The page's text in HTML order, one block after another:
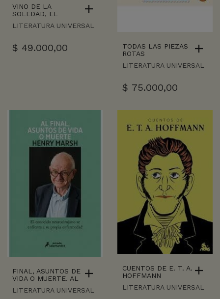
VINO DE LA
SOLEDAD, EL
LITERATURA UNIVERSAL
$ 49.000,00
TODAS LAS PIEZAS
ROTAS
LITERATURA UNIVERSAL
$ 75.000,00
FINAL, ASUNTOS DE
VIDA O MUERTE. AL
LITERATURA UNIVERSAL
CUENTOS DE E. T. A.
HOFFMANN
LITERATURA UNIVERSAL